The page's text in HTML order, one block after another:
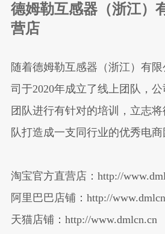
德姆勒互感器（浙江）
营店
随着德姆勒互感器（浙江）有
司于2020年成立了线上团队，
团队进行有针对的培训，立志将
队打造成一支同行业的优秀电商
淘宝官方直营店：http://
阿里巴巴店铺：http://
天猫店铺：http://www.dmlcn.cn